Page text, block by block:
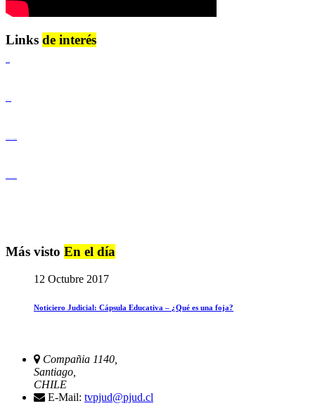
Links de interés
Más visto En el día
12 Octubre 2017
Noticiero Judicial: Cápsula Educativa – ¿Qué es una foja?
Compañia 1140,
Santiago,
CHILE
E-Mail: tvpjud@pjud.cl